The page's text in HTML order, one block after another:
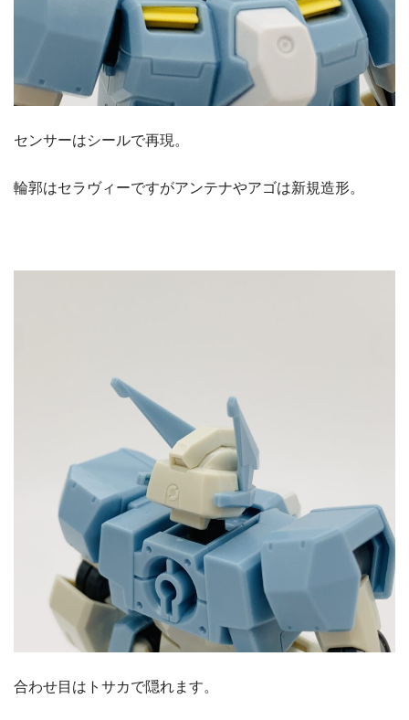
センサーはシールで再現。
輪郭はセラヴィーですがアンテナやアゴは新規造形。
合わせ目はトサカで隠れます。